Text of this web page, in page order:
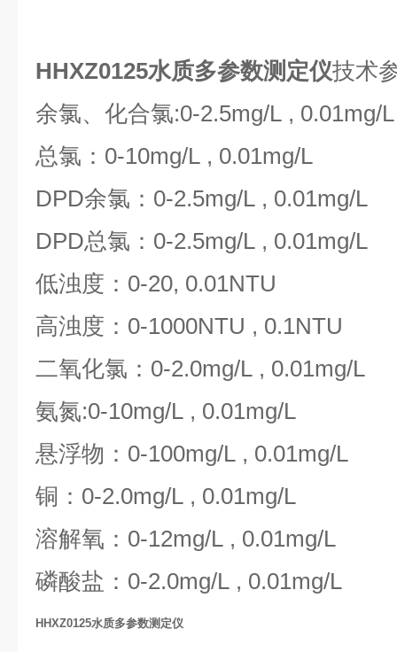
HHXZ0125水质多参数测定仪技术
余氯、化合氯:0-2.5mg/L , 0.01mg/L
总氯： 0-10mg/L , 0.01mg/L
DPD余氯： 0-2.5mg/L , 0.01mg/L
DPD总氯： 0-2.5mg/L , 0.01mg/L
低浊度： 0-20, 0.01NTU
高浊度： 0-1000NTU , 0.1NTU
二氧化氯： 0-2.0mg/L , 0.01mg/L
氨氮:0-10mg/L , 0.01mg/L
悬浮物： 0-100mg/L , 0.01mg/L
铜： 0-2.0mg/L , 0.01mg/L
溶解氧： 0-12mg/L , 0.01mg/L
磷酸盐： 0-2.0mg/L , 0.01mg/L
HHXZ0125水质多参数测定仪